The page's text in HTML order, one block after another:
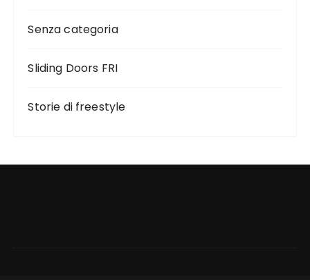
Senza categoria
Sliding Doors FRI
Storie di freestyle